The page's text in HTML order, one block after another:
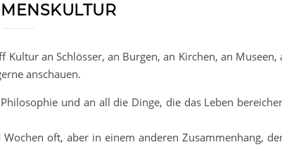
an Schlösser, an Burgen, an Kirchen, an Museen,
anschauen.
und an all die Dinge, die das Leben
oft, aber in einem anderen Zusammenhang,